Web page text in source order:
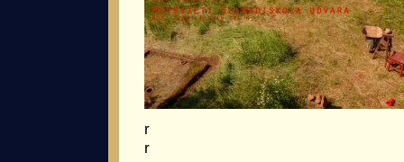
r
r